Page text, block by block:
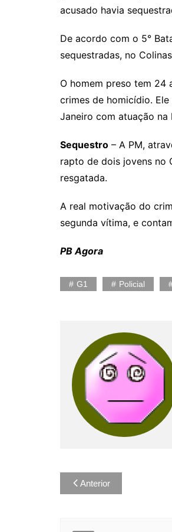
acusado havia
De acordo com o 5°
sequestradas, no
O homem preso tem 24
crimes de homicídio.
Janeiro com atuação na
Sequestro – A PM,
rapto de dois jovens no
resgatada.
A real motivação do
segunda vítima, e
PB Agora
G1 Policial
Navegação
de
Anterior